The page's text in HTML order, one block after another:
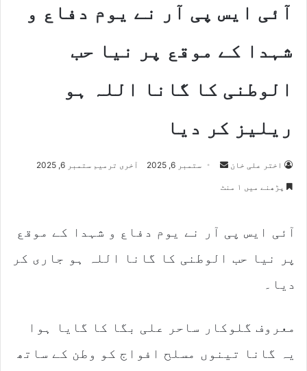
آئی ایس پی آر نے یوم دفاع و
شہدا کے موقع پر نیا حب
الوطنی کا گانا اللہ ہو
ریلیز کر دیا
اختر علی خان
a
e
l
ستمبر 6, 2025 آخری ترمیم ستمبر 6, 2025
پڑھنے میں ۱ منٹ
آئی ایس پی آر نے یوم دفاع و شہدا کے موقع
پر نیا حب الوطنی کا گانا اللہ ہو جاری کر
دیا۔
معروف گلوکار ساحر علی بگا کا گایا ہوا
یہ گانا تینوں مسلح افواج کو وطن کے ساتھ